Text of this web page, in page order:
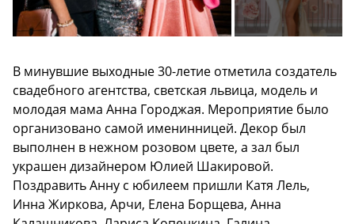
В минувшие выходные 30-летие отметила создатель
свадебного агентства, светская львица, модель и
молодая мама Анна Городжая. Мероприятие было
организовано самой именинницей. Декор был
выполнен в нежном розовом цвете, а зал был
украшен дизайнером Юлией Шакировой.
Поздравить Анну с юбилеем пришли Катя Лель,
Инна Жиркова, Арчи, Елена Борщева, Анна